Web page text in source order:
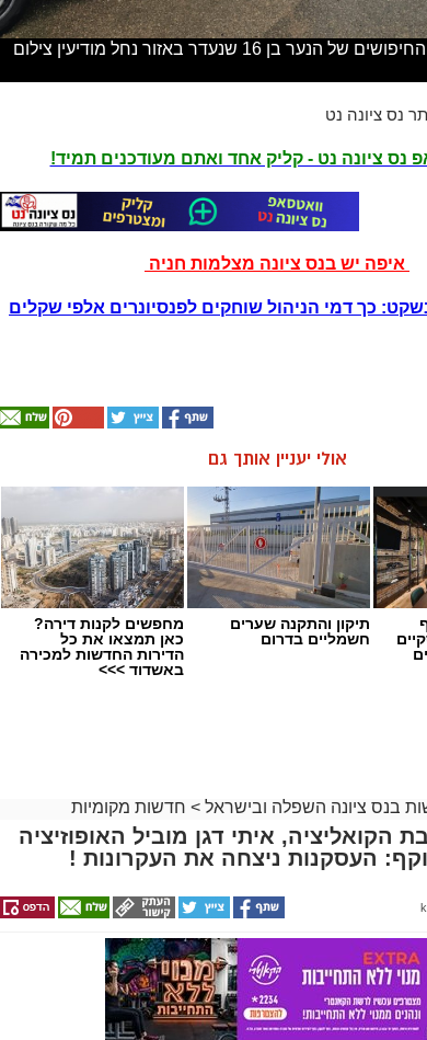
זקא מעדכנת לגבי החיפושים של הנער בן 16 שנעדר באזור נחל מודיעין צילום
נס ציונה נט
נס ציונה נט - קליק אחד ואתם מעודכנים תמיד!
איפה יש בנס ציונה מצלמות חניה
כך דמי הניהול שוחקים לפנסיונרים אלפי שקלים
אולי יעניין אותך גם
תיקון והתקנה שערים
חשמליים בדרום
מחפשים לקנות דירה?
כאן תמצאו את כל
הדירות החדשות למכירה
באשדוד >>>
בנס ציונה השפלה ובישראל > חדשות מקומיות
הקואליציה, איתי דגן מוביל האופוזיציה
העסקנות ניצחה את העקרונות !